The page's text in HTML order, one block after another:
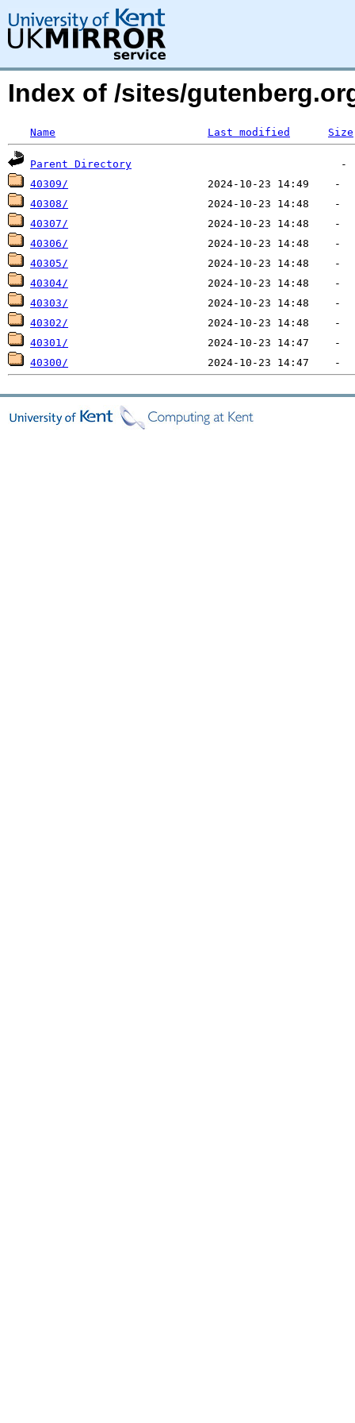
Index of /sites/
Name Last modified Size
Parent Directory
40309/
40308/
40307/
40306/
40305/
40304/
40303/
40302/
40301/
40300/